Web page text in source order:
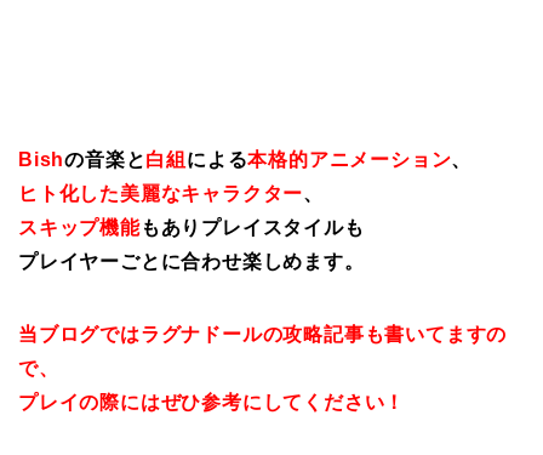
Bishの音楽と白組 による本格的アニメーション、
ヒト化した美麗なキャラクター、
スキップ機能もありプレイスタイルも
プレイヤーごとに合わせ楽しめます。
当ブログではラグナドールの攻略記事も書いてますの
で、
プレイの際にはぜひ参考にしてください！